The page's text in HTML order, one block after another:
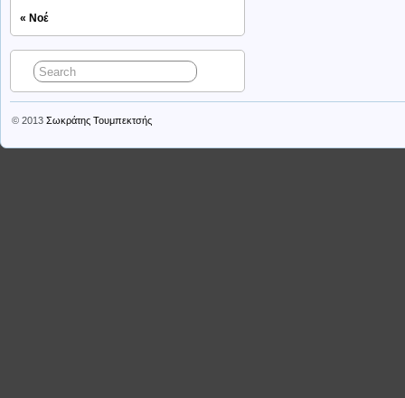
« Νοέ
© 2013 Σωκράτης Τουμπεκτσής